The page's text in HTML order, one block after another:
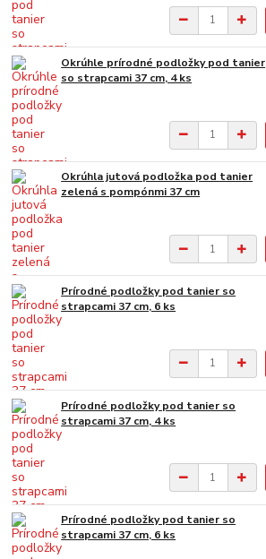
Okrúhle prírodné podložky pod tanier
so strapcami 37 cm, 4 ks
Okrúhla jutová podložka pod tanier
zelená s pompónmi 37 cm
Prírodné podložky pod tanier so
strapcami 37 cm, 6 ks
Prírodné podložky pod tanier so
strapcami 37 cm, 4 ks
Prírodné podložky pod tanier so
strapcami 37 cm, 6 ks